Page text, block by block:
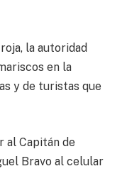
la autoridad
en la
y de turistas que
al Capitán de
Bravo al celular